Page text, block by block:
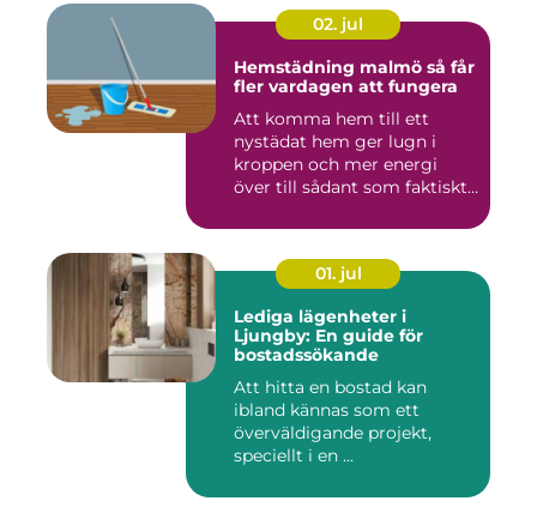
02. jul
Hemstädning malmö så får
fler vardagen att fungera
Att komma hem till ett
nystädat hem ger lugn i
kroppen och mer energi
över till sådant som faktiskt
01. jul
Lediga lägenheter i
Ljungby: En guide för
bostadssökande
Att hitta en bostad kan
ibland kännas som ett
överväldigande projekt,
speciellt i en ...